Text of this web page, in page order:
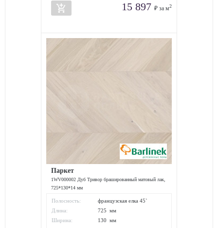
add_shopping_cart 15 897 ₽ за м2
Паркет
1WV000002 Дуб Тривор брашированный матовый лак,
725*130*14 мм
Полосность:
французская елка 45`
Длина:
725 мм
Ширина:
130 мм